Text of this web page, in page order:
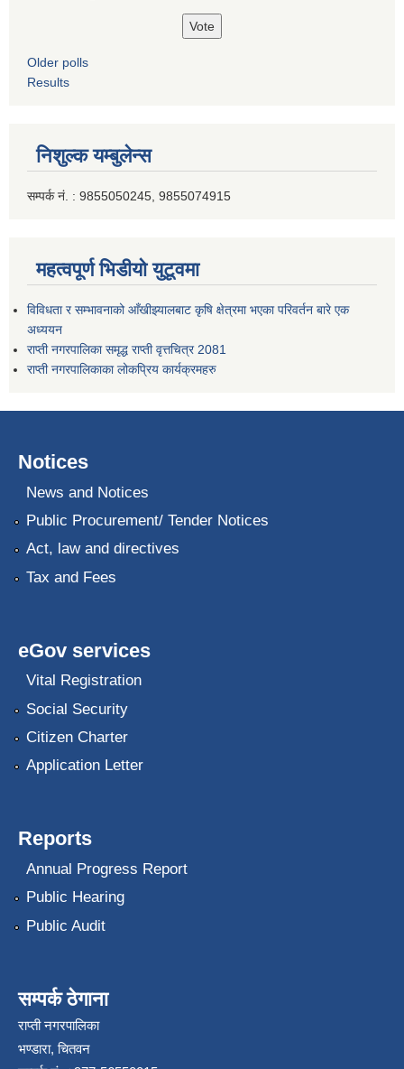
Older polls
Results
निशुल्क यम्बुलेन्स
सम्पर्क नं. : 9855050245, 9855074915
महत्वपूर्ण भिडीयो युटूवमा
विविधता र सम्भावनाको आँखीझ्यालबाट कृषि क्षेत्रमा भएका परिवर्तन बारे एक
अध्ययन
राप्ती नगरपालिका समृद्ध राप्ती वृत्तचित्र 2081
राप्ती नगरपालिकाका लोकप्रिय कार्यक्रमहरु
Notices
News and Notices
Public Procurement/ Tender Notices
Act, law and directives
Tax and Fees
eGov services
Vital Registration
Social Security
Citizen Charter
Application Letter
Reports
Annual Progress Report
Public Hearing
Public Audit
सम्पर्क ठेगाना
राप्ती नगरपालिका
भण्डारा, चितवन